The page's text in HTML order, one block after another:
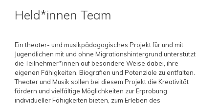
Held*innen Team
Ein theater- und musikpädagogisches Projekt für und mit
Jugendlichen mit und ohne Migrationshintergrund unterstützt
die Teilnehmer*innen auf besondere Weise dabei, ihre
eigenen Fähigkeiten, Biografien und Potenziale zu entfalten.
Theater und Musik sollen bei diesem Projekt die Kreativität
fördern und vielfältige Möglichkeiten zur Erprobung
individueller Fähigkeiten bieten, zum Erleben des